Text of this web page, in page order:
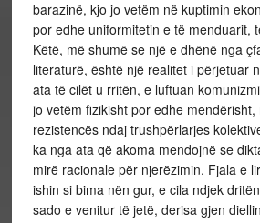
barazinë, kjo jo vetëm në kuptimin
por edhe uniformitetin e të menduarit,
Këtë, më shumë se një e dhënë nga
literaturë, është një realitet i përjetuar
ata të cilët u rritën, e luftuan
jo vetëm fizikisht por edhe
rezistencës ndaj trushpërlarjes
ka nga ata që akoma mendojnë se
mirë racionale për njerëzimin. Fjala e
ishin si bima nën gur, e cila ndjek
sado e venitur të jetë, derisa gjen